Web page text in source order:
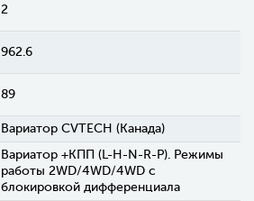
2
962.6
89
Вариатор CVTECH (Канада)
Вариатор +КПП (L-H-N-R-P). Режимы
работы 2WD/4WD/4WD c
блокировкой дифференциала